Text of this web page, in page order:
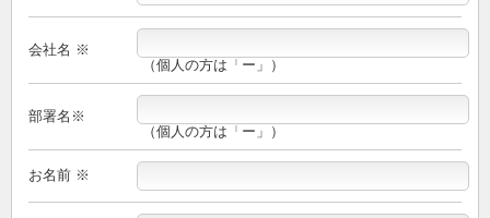
会社名 ※
（個人の方は「ー」）
部署名※
（個人の方は「ー」）
お名前 ※